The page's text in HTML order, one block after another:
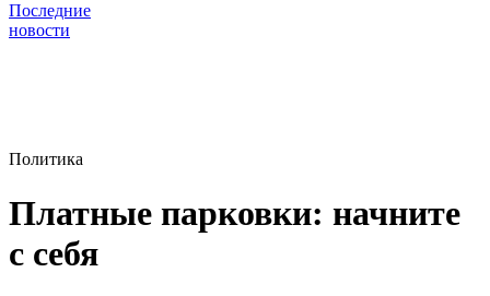
Последние
новости
Политика
Платные парковки: начните
с себя